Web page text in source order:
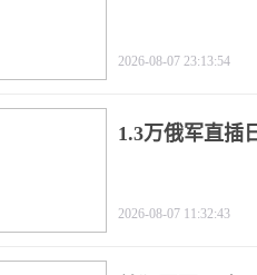
2026-08-07 23:13:54
1.3万俄军直插
2026-08-07 11:32:43